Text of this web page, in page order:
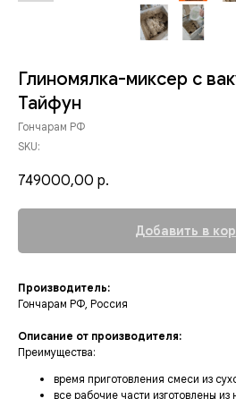
Глиномялка-миксер с
Тайфун
Гончарам РФ
SKU:
749000,00 р.
Добавить в
Производитель:
Гончарам РФ, Россия
Описание от производителя:
Преимущества:
время приготовления смеси из
все рабочие части изготовлены